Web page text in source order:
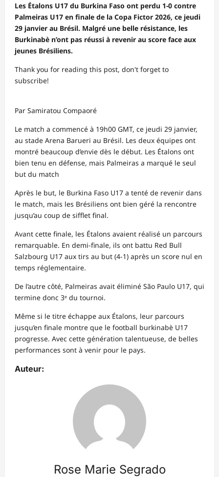
Les Étalons U17 du Burkina Faso ont perdu 1‑0 contre
Palmeiras U17 en finale de la Copa Fictor 2026, ce jeudi
29 janvier au Brésil. Malgré une belle résistance, les
Burkinabè n’ont pas réussi à revenir au score face aux
jeunes Brésiliens.
Thank you for reading this post, don't forget to
subscribe!
Par Samiratou Compaoré
Le match a commencé à 19h00 GMT, ce jeudi 29 janvier,
au stade Arena Barueri au Brésil. Les deux équipes ont
montré beaucoup d’envie dès le début. Les Étalons ont
bien tenu en défense, mais Palmeiras a marqué le seul
but du match
Après le but, le Burkina Faso U17 a tenté de revenir dans
le match, mais les Brésiliens ont bien géré la rencontre
jusqu’au coup de sifflet final.
Avant cette finale, les Étalons avaient réalisé un parcours
remarquable. En demi‑finale, ils ont battu Red Bull
Salzbourg U17 aux tirs au but (4‑1) après un score nul en
temps réglementaire.
De l’autre côté, Palmeiras avait éliminé São Paulo U17, qui
termine donc 3ᵉ du tournoi.
Même si le titre échappe aux Étalons, leur parcours
jusqu’en finale montre que le football burkinabè U17
progresse. Avec cette génération talentueuse, de belles
performances sont à venir pour le pays.
Auteur:
Rose Marie Segrado